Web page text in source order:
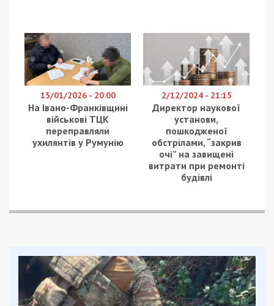
15/01/2026 - 20:00
На Івано-Франківщині
військові ТЦК
переправляли
ухилянтів у Румунію
2/12/2024 - 21:15
Директор наукової
установи,
пошкодженої
обстрілами, “закрив
очі” на завищені
витрати при ремонті
будівлі